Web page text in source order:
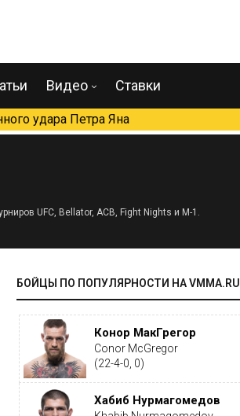
Видео Ставки
удара Петра Яна
UFC, Bellator, ACB, Fight Nights и M-1.
БОЙЦЫ ПО ПОПУЛЯРНОСТИ НА VMMA.RU
Конор МакГрегор
Conor McGregor
(22-4-0, 0)
Хабиб Нурмагомедов